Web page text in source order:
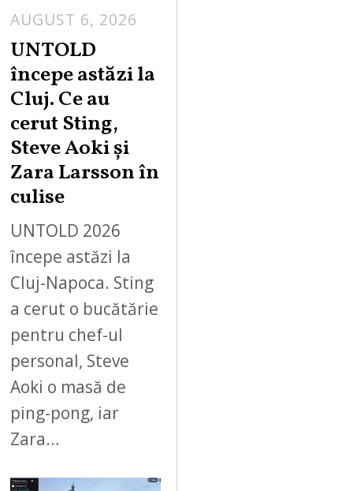
AUGUST 6, 2026
UNTOLD
începe astăzi la
Cluj. Ce au
cerut Sting,
Steve Aoki și
Zara Larsson în
culise
UNTOLD 2026
începe astăzi la
Cluj-Napoca. Sting
a cerut o bucătărie
pentru chef-ul
personal, Steve
Aoki o masă de
ping-pong, iar
Zara…